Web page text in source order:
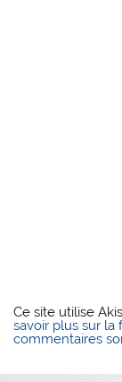
Ce site utilise
savoir plus sur
commentaires